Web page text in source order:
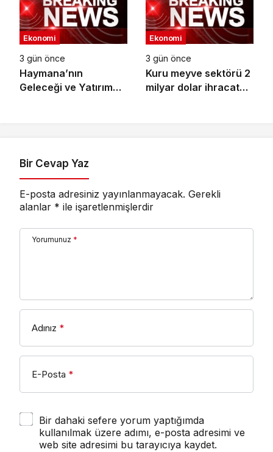
Ekonomi
3 gün önce
Haymana’nın
Geleceği ve Yatırım
Ekonomi
3 gün önce
Kuru meyve sektörü 2
milyar dolar ihracat
Bir Cevap Yaz
E-posta adresiniz yayınlanmayacak. Gerekli
alanlar * ile işaretlenmişlerdir
Yorumunuz *
Adınız *
E-Posta *
Bir dahaki sefere yorum yaptığımda
kullanılmak üzere adımı, e-posta adresimi ve
web site adresimi bu tarayıcıya kaydet.